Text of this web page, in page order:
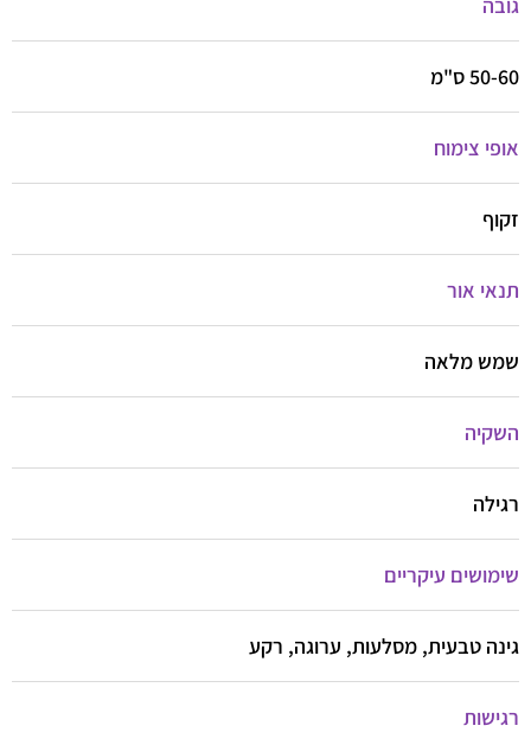
50-60 ס"מ
אופי צימוח
זקוף
תנאי אור
שמש מלאה
השקיה
רגילה
שימושים עיקריים
גינה טבעית, מסלעות, ערוגה, רקע
רגישות